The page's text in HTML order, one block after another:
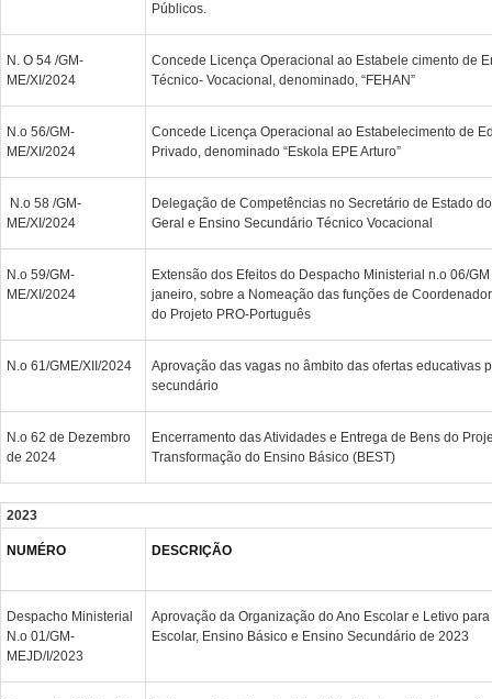
Públicos.
N. O 54 /GM-
ME/XI/2024
Concede Licença Operacional ao Estabele cimento de
Técnico- Vocacional, denominado, “FEHAN”
N.o 56/GM-
ME/XI/2024
Concede Licença Operacional ao Estabelecimento de
Privado, denominado “Eskola EPE Arturo”
N.o 58 /GM-
ME/XI/2024
Delegação de Competências no Secretário de Estado
Geral e Ensino Secundário Técnico Vocacional
N.o 59/GM-
ME/XI/2024
Extensão dos Efeitos do Despacho Ministerial n.o 06/
janeiro, sobre a Nomeação das funções de
do Projeto PRO-Português
N.o 61/GME/XII/2024
Aprovação das vagas no âmbito das ofertas educativas
secundário
N.o 62 de Dezembro
de 2024
Encerramento das Atividades e Entrega de Bens do
Transformação do Ensino Básico (BEST)
2023
NUMÉRO DESCRIÇÃO
Despacho Ministerial
N.o 01/GM-
MEJD/I/2023
Aprovação da Organização do Ano Escolar e Letivo
Escolar, Ensino Básico e Ensino Secundário de 2023